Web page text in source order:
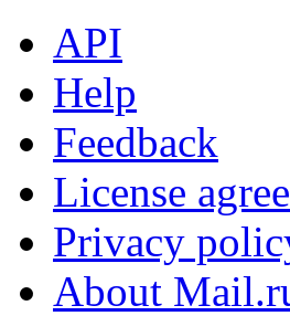
API
Help
Feedback
License
Privacy
About